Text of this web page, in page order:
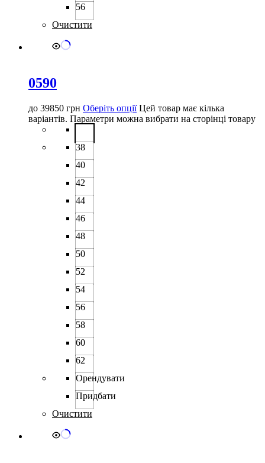
56
Очистити
0590
до 39850 грн Оберіть опції Цей товар має кілька
варіантів. Параметри можна вибрати на сторінці товару
38
40
42
44
46
48
50
52
54
56
58
60
62
Орендувати
Придбати
Очистити